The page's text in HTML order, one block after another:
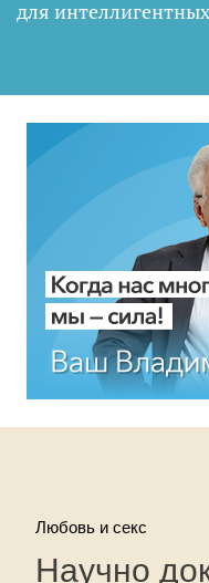
для
Любовь и секс
Научно